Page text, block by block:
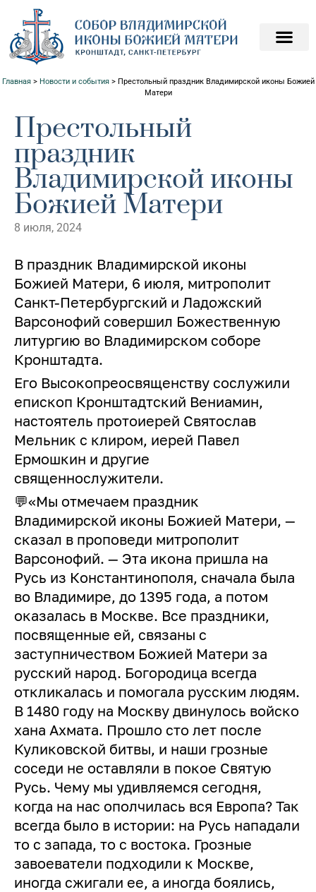
Главная> Новости и события> Престольный праздник Владимирской иконы Божией
Матери
Престольный
праздник
Владимирской иконы
Божией Матери
8 июля, 2024
В праздник Владимирской иконы
Божией Матери, 6 июля, митрополит
Санкт-Петербургский и Ладожский
Варсонофий совершил Божественную
литургию во Владимирском соборе
Кронштадта.
Его Высокопреосвященству сослужили
епископ Кронштадтский Вениамин,
настоятель протоиерей Святослав
Мельник с клиром, иерей Павел
Ермошкин и другие
священнослужители.
💬«Мы отмечаем праздник
Владимирской иконы Божией Матери, —
сказал в проповеди митрополит
Варсонофий. — Эта икона пришла на
Русь из Константинополя, сначала была
во Владимире, до 1395 года, а потом
оказалась в Москве. Все праздники,
посвященные ей, связаны с
заступничеством Божией Матери за
русский народ. Богородица всегда
откликалась и помогала русским людям.
В 1480 году на Москву двинулось войско
хана Ахмата. Прошло сто лет после
Куликовской битвы, и наши грозные
соседи не оставляли в покое Святую
Русь. Чему мы удивляемся сегодня,
когда на нас ополчилась вся Европа? Так
всегда было в истории: на Русь нападали
то с запада, то с востока. Грозные
завоеватели подходили к Москве,
иногда сжигали ее, а иногда боялись,